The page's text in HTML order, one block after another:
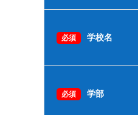
必須 学校名
必須 学部